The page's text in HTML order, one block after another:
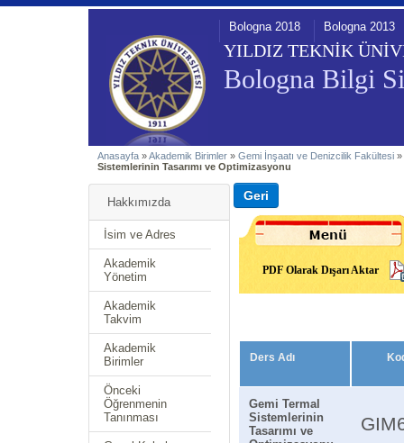
YILDIZ TEKNİK
Bologna Bilgi
Bologna 2018 Bologna 2013
Anasayfa »Akademik Birimler » Gemi İnşaatı ve Denizcilik Fakültesi »
Sistemlerinin Tasarımı ve Optimizasyonu
Hakkımızda
İsim ve Adres
Akademik
Yönetim
Akademik
Takvim
Akademik
Birimler
Önceki
Öğrenmenin
Tanınması
PDF Olarak Dışarı Aktar
Ders Adı
Gemi Termal
Sistemlerinin
Tasarımı ve